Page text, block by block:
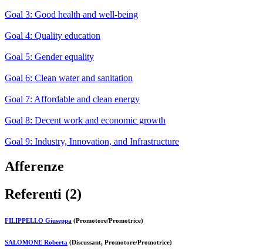
Goal 3: Good health and well-being
Goal 4: Quality education
Goal 5: Gender equality
Goal 6: Clean water and sanitation
Goal 7: Affordable and clean energy
Goal 8: Decent work and economic growth
Goal 9: Industry, Innovation, and Infrastructure
Afferenze
Referenti (2)
FILIPPELLO Giuseppa (Promotore/Promotrice)
SALOMONE Roberta (Discussant, Promotore/Promotrice)